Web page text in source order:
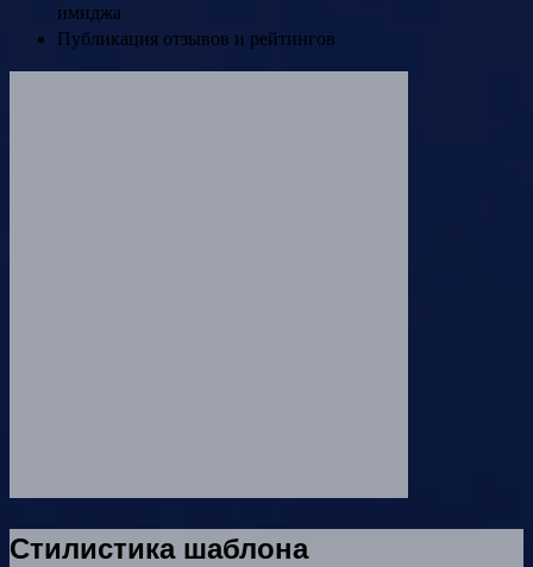
имиджа
Публикация отзывов и рейтингов
Стилистика шаблона